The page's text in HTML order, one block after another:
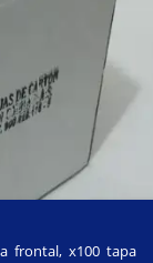
frontal, x100 tapa